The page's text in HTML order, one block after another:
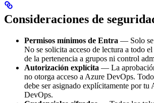
Consideraciones de
Permisos mínimos de Entra — Solo se
No se solicita acceso de lectura a todo
de la pertenencia a grupos ni control
Autorización explícita — La
no otorga acceso a Azure DevOps.
debe ser asignado explícitamente por tu
DevOps.